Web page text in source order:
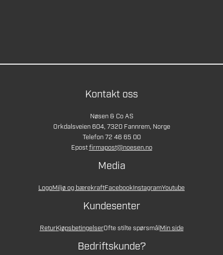
Kontakt oss
Nøsen & Co AS
Orkdalsveien 604, 7320 Fannrem, Norge
Telefon 72 46 65 00
Epostfirmapost@noesen.no
Media
LogoMiljø og bærekraftFacebookInstagramYoutube
Kundesenter
ReturKjøpsbetingelserOfte stilte spørsmålMin side
Bedriftskunde?